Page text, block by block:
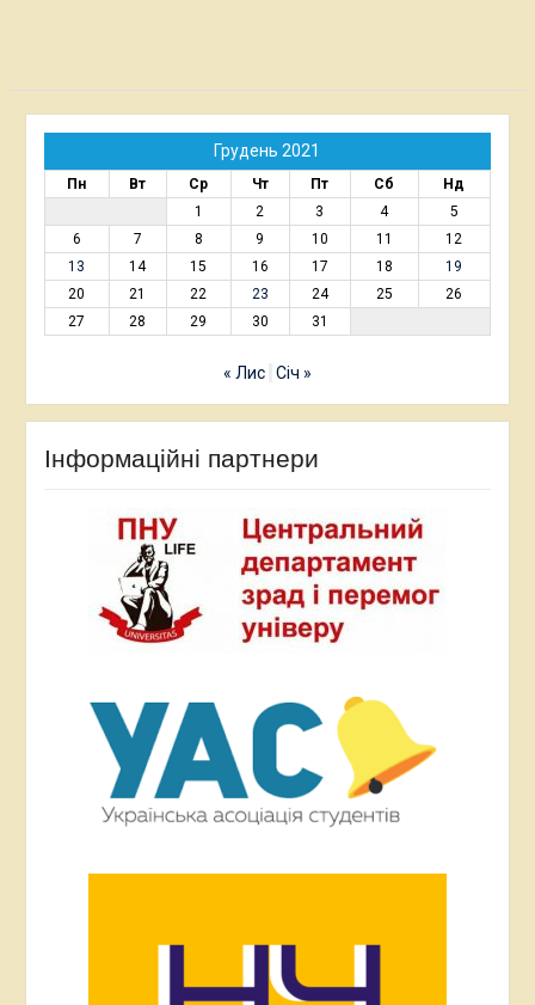
Грудень 2021
Пн Вт Ср Чт Пт Сб
Нд
1
2 3 4
5
6
7 8 9 10 11
12
13
14 15 16 17 18
19
20
21 22 23 24 25
26
27
28 29 30 31
« Лис Січ »
Інформаційні партнери